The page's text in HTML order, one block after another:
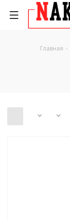
Главная -